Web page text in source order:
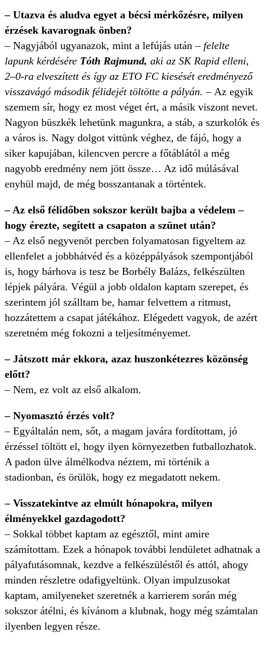
– Utazva és aludva egyet a bécsi mérkőzésre, milyen
érzések kavarognak önben?
– Nagyjából ugyanazok, mint a lefújás után– felelte
lapunk kérdésére Tóth Rajmund, aki az SK Rapid elleni,
2–0-ra elveszített és így az ETO FC kiesését eredményező
visszavágó második félidejét töltötte a pályán. – Az egyik
szemem sír, hogy ez most véget ért, a másik viszont nevet.
Nagyon büszkék lehetünk magunkra, a stáb, a szurkolók és
a város is. Nagy dolgot vittünk véghez, de fájó, hogy a
siker kapujában, kilencven percre a főtáblától a még
nagyobb eredmény nem jött össze… Az idő múlásával
enyhül majd, de még bosszantanak a történtek.
– Az első félidőben sokszor került bajba a védelem –
hogy érezte, segített a csapaton a szünet után?
– Az első negyvenöt percben folyamatosan figyeltem az
ellenfelet a jobbhátvéd és a középpályások szempontjából
is, hogy bárhova is tesz be Borbély Balázs, felkészülten
lépjek pályára. Végül a jobb oldalon kaptam szerepet, és
szerintem jól szálltam be, hamar felvettem a ritmust,
hozzátettem a csapat játékához. Elégedett vagyok, de azért
szeretném még fokozni a teljesítményemet.
– Játszott már ekkora, azaz huszonkét­ezres közönség
előtt?
– Nem, ez volt az első alkalom.
– Nyomasztó érzés volt?
– Egyáltalán nem, sőt, a magam javára fordítottam, jó
érzéssel töltött el, hogy ilyen környezetben futballozhatok.
A padon ülve álmélkodva néztem, mi történik a
stadionban, és örülök, hogy ez megadatott nekem.
– Visszatekintve az elmúlt hónapokra, milyen
élményekkel gazdagodott?
– Sokkal többet kaptam az egésztől, mint amire
számítottam. Ezek a hónapok további lendületet adhatnak a
pályafutásomnak, kezdve a felkészüléstől és attól, ahogy
minden részletre odafigyeltünk. Olyan impulzusokat
kaptam, amilyeneket szeretnék a karrierem során még
sokszor átélni, és kívánom a klubnak, hogy még számtalan
ilyenben legyen része.